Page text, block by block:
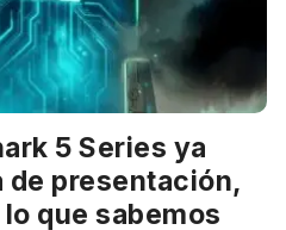
5 Series ya
presentación,
que sabemos